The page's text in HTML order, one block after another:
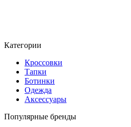
Категории
Кроссовки
Тапки
Ботинки
Одежда
Аксессуары
Популярные бренды